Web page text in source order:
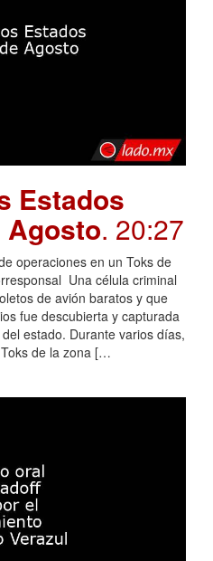
Estados
Agosto. 20:27
operaciones en un Toks de
Una célula criminal
de avión baratos y que
fue descubierta y capturada
estado. Durante varios días,
de la zona […